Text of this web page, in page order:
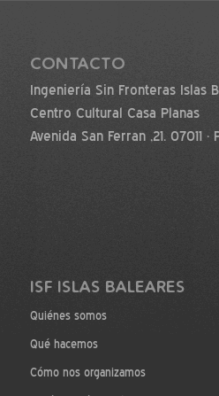
CONTACTO
Ingeniería Sin Fronteras Islas
Centro Cultural Casa Planas
Avenida San Ferran ,21. 07011
ISF ISLAS BALEARES
Quiénes somos
Qué hacemos
Cómo nos organizamos